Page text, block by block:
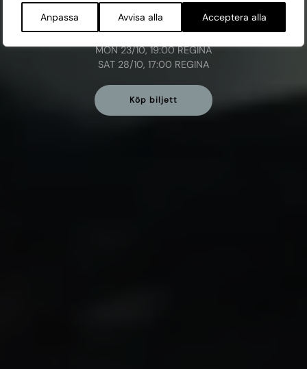
Anpassa Avvisa alla Acceptera alla
Visas:
MON 23/10, 19:00 REGINA
SAT 28/10, 17:00 REGINA
Köp biljett